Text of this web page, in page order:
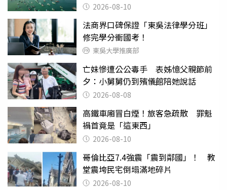
2026-08-10
法商界口碑保證「東吳法律學分班」
修完學分衝國考！
東吳大學推廣部
亡妹慘遭公公毒手 表姊憶父親節前
夕：小舅舅仍到殯儀館陪她說話
2026-08-08
高鐵車廂冒白煙！旅客急疏散 罪魁
禍首竟是「這東西」
2026-08-10
哥倫比亞7.4強震「震到鄰國」！ 教
堂震垮民宅倒塌滿地碎片
2026-08-10